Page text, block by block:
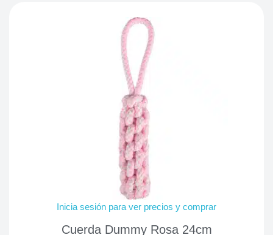
Inicia sesión para ver precios y comprar
Cuerda Dummy Rosa 24cm